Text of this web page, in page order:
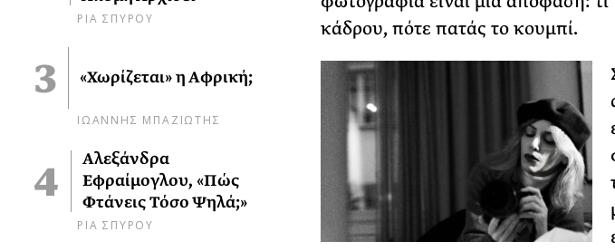
ΡΙΑ ΣΠΥΡΟΥ
«Χωρίζεται» η Αφρική;
ΙΩΑΝΝΗΣ ΜΠΑΖΙΩΤΗΣ
Αλεξάνδρα
Εφραίμογλου, «Πώς
Φτάνεις Τόσο Ψηλά;»
ΡΙΑ ΣΠΥΡΟΥ
κάδρου, πότε πατάς το κουμπί.